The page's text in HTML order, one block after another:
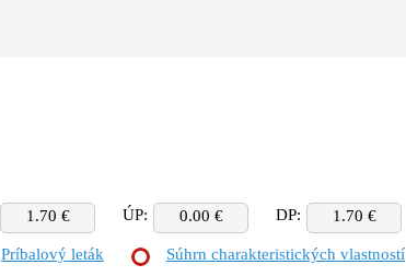
1.70 € ÚP: 0.00 € DP: 1.70 €
Príbalový leták Súhrn charakteristických vlastností